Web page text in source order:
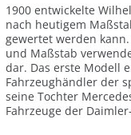
1900 entwickelte
nach heutigem
gewertet werden
und Maßstab
dar. Das erste Modell
Fahrzeughändler der
seine Tochter
Fahrzeuge der